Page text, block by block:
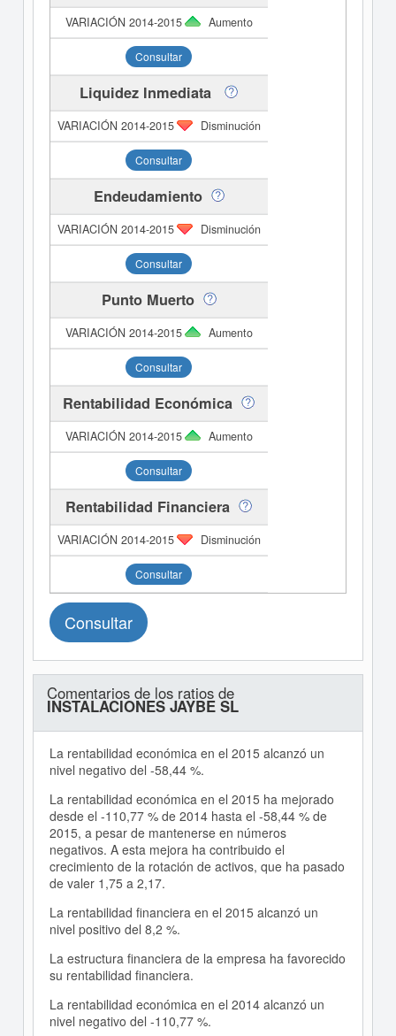
Aumento
Consultar
Liquidez Inmediata
Disminución
Consultar
Endeudamiento
Disminución
Consultar
Punto Muerto
Aumento
Consultar
Rentabilidad Económica
Aumento
Consultar
Rentabilidad Financiera
Disminución
Consultar
Consultar
Comentarios de los ratios de
INSTALACIONES JAYBE SL
La rentabilidad económica en el 2015 alcanzó un
nivel negativo del -58,44 %.
La rentabilidad económica en el 2015 ha mejorado
desde el -110,77 % de 2014 hasta el -58,44 % de
2015, a pesar de mantenerse en números
negativos. A esta mejora ha contribuido el
crecimiento de la rotación de activos, que ha pasado
de valer 1,75 a 2,17.
La rentabilidad financiera en el 2015 alcanzó un
nivel positivo del 8,2 %.
La estructura financiera de la empresa ha favorecido
su rentabilidad financiera.
La rentabilidad económica en el 2014 alcanzó un
nivel negativo del -110,77 %.